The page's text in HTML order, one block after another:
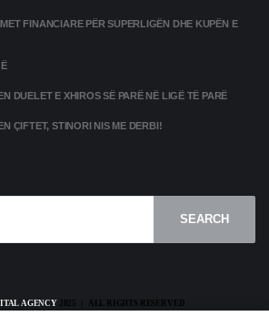
FINANCIARE PËR SUPERLIGËN DHE KUPËN E
DUELET E XHIROS SË PARË NË LIGË TË PARË
ÇIFTET, STINORI NIS ME DERBI!
SEARCH
AGENCY2025 | ALL RIGHTS RESERVED